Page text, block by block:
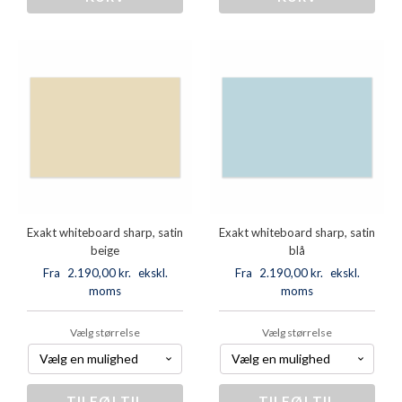
rund,
antal
rund,
antal
Exakt whiteboard sharp, satin
beige
Fra
2.190,00kr. ekskl.
moms
Vælg størrelse
Exakt whiteboard sharp, satin
blå
Fra
2.190,00kr. ekskl.
moms
Vælg størrelse